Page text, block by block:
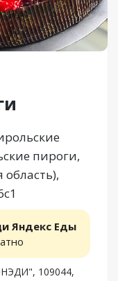
пироги,
Яндекс Еды
109044,